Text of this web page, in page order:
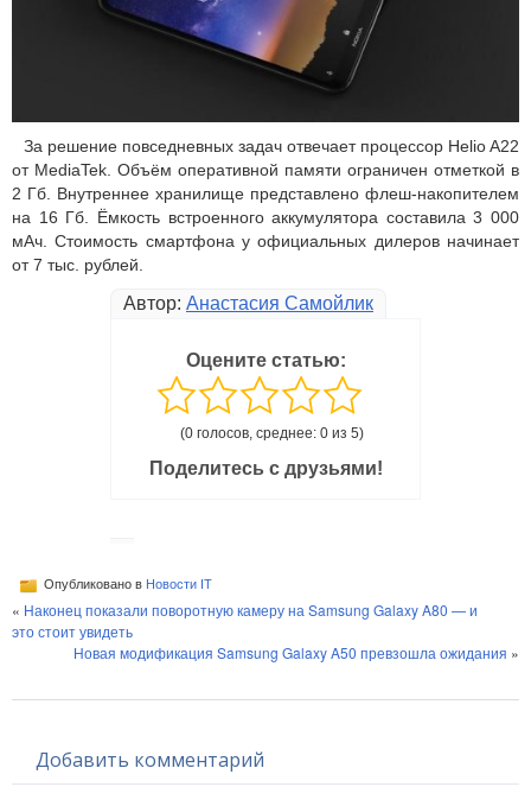
За решение повседневных задач отвечает процессор Helio A22
от MediaTek. Объём оперативной памяти ограничен отметкой в
2 Гб. Внутреннее хранилище представлено флеш-накопителем
на 16 Гб. Ёмкость встроенного аккумулятора составила 3 000
мАч. Стоимость смартфона у официальных дилеров начинает
от 7 тыс. рублей.
Автор: Анастасия Самойлик
Оцените статью:
(0 голосов, среднее: 0 из 5)
Поделитесь с друзьями!
Опубликовано в Новости IT
« Наконец показали поворотную камеру на Samsung Galaxy A80 — и
это стоит увидеть
Новая модификация Samsung Galaxy A50 превзошла ожидания »
Добавить комментарий